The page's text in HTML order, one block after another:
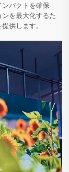
ンパクトを確保
を最大化するた
供します。